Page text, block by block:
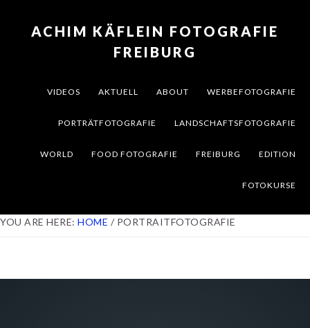
ACHIM KÄFLEIN FOTOGRAFIE
FREIBURG
VIDEOS AKTUELL ABOUT WERBEFOTOGRAFIE
PORTRÄTFOTOGRAFIE LANDSCHAFTSFOTOGRAFIE
WORLD FOOD FOTOGRAFIE FREIBURG EDITION
FOTOKURSE
YOU ARE HERE: HOME / PORTRAITFOTOGRAFIE